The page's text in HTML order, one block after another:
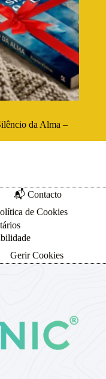
da Alma –
📬 Contacto
de Cookies
Gerir Cookies